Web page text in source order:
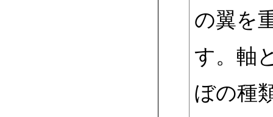
の翼を
す。軸
ぼの種